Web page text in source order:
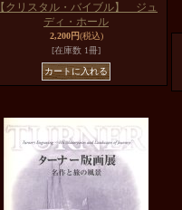
【クリスタル・バイブル】 ジュ
ディ・ホール
2,200円(税込)
[在庫数 1冊]